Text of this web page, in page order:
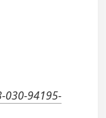
030-94195-